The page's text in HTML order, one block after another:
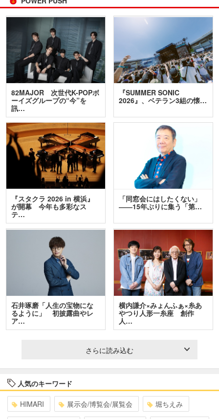
82MAJOR 次世代K-POPボ
ーイズグループの“今”を
訊…
『SUMMER SONIC
2026』、ベテラン3組の懐…
『スタクラ 2026 in 横浜』
が開幕 今年も多彩なス
テ…
「同窓会にはしたくない」
――15年ぶりに集う「第…
石井琢磨「人生の宝物にな
るように」 初披露曲やレ
ア…
横内謙介×みょんふぁ×糸あ
やつり人形一糸座 創作
人…
さらに読み込む
人気のキーワード
HIMARI 展示会/博覧会/展覧会 堀ちえみ